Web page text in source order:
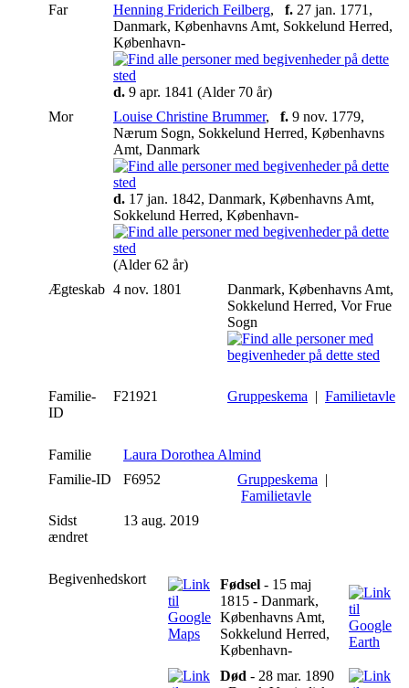
Far Henning Friderich Feilberg, f. 27 jan. 1771,
Danmark, Københavns Amt, Sokkelund Herred,
København-
d. 9 apr. 1841 (Alder 70 år)
Mor
Louise Christine Brummer, f. 9 nov. 1779,
Nærum Sogn, Sokkelund Herred, Københavns
Amt, Danmark
d. 17 jan. 1842, Danmark, Københavns Amt,
Sokkelund Herred, København-
(Alder 62 år)
Ægteskab 4 nov. 1801
Danmark, Københavns Amt,
Sokkelund Herred, Vor Frue
Sogn
Familie-
ID
F21921 Gruppeskema | Familietavle
Familie
Laura Dorothea Almind
Familie-ID
F6952 Gruppeskema |
Familietavle
Sidst
ændret
13 aug. 2019
Begivenhedskort Fødsel - 15 maj
1815 - Danmark,
Københavns Amt,
Sokkelund Herred,
København-
Død - 28 mar. 1890